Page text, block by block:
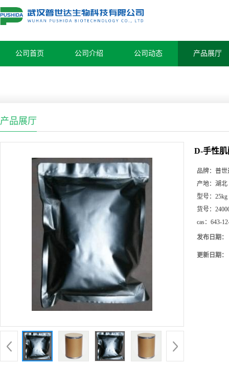
公司首页 公司介绍 公司动态 产品展厅
产品展厅
D-手性肌
品牌： 普世
产地： 湖北
型号： 25kg
货号：
cas： 643-
发布日期：
更新日期：